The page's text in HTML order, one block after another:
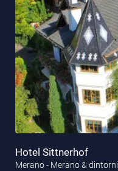
Hotel Sittnerhof
Merano - Merano & dintorni